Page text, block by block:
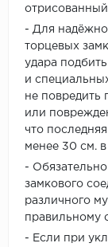
- Для
торцевых
удара
и
не повредить
или
что
менее 30 см.
- Обязательно
замкового
различного
правильному
- Если при